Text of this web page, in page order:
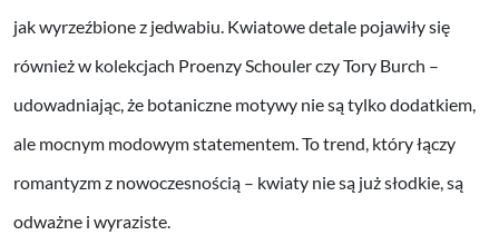
jak wyrzeźbione z jedwabiu. Kwiatowe detale pojawiły się
również w kolekcjach Proenzy Schouler czy Tory Burch –
udowadniając, że botaniczne motywy nie są tylko dodatkiem,
ale mocnym modowym statementem. To trend, który łączy
romantyzm z nowoczesnością – kwiaty nie są już słodkie, są
odważne i wyraziste.